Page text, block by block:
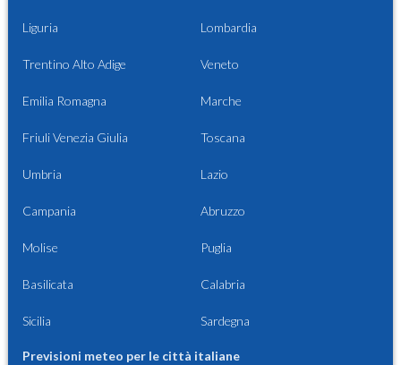
Liguria Lombardia
Trentino Alto Adige Veneto
Emilia Romagna Marche
Friuli Venezia Giulia Toscana
Umbria Lazio
Campania Abruzzo
Molise Puglia
Basilicata Calabria
Sicilia Sardegna
Previsioni meteo per le città italiane